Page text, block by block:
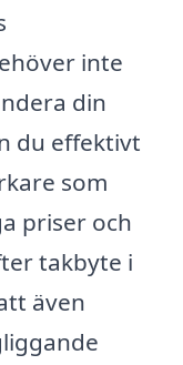
inte
din
du effektivt
som
priser och
takbyte i
även